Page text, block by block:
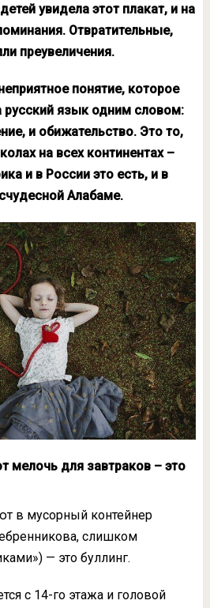
увидела этот плакат, и на
Отвратительные,
преувеличения.
понятие, которое
русский язык одним словом:
и обижательство. Это то,
на всех континентах –
и в России это есть, и в
Алабаме.
мелочь для завтраков – это
в мусорный контейнер
слишком
— это буллинг.
с 14-го этажа и головой